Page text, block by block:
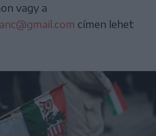
vagy a
címen lehet